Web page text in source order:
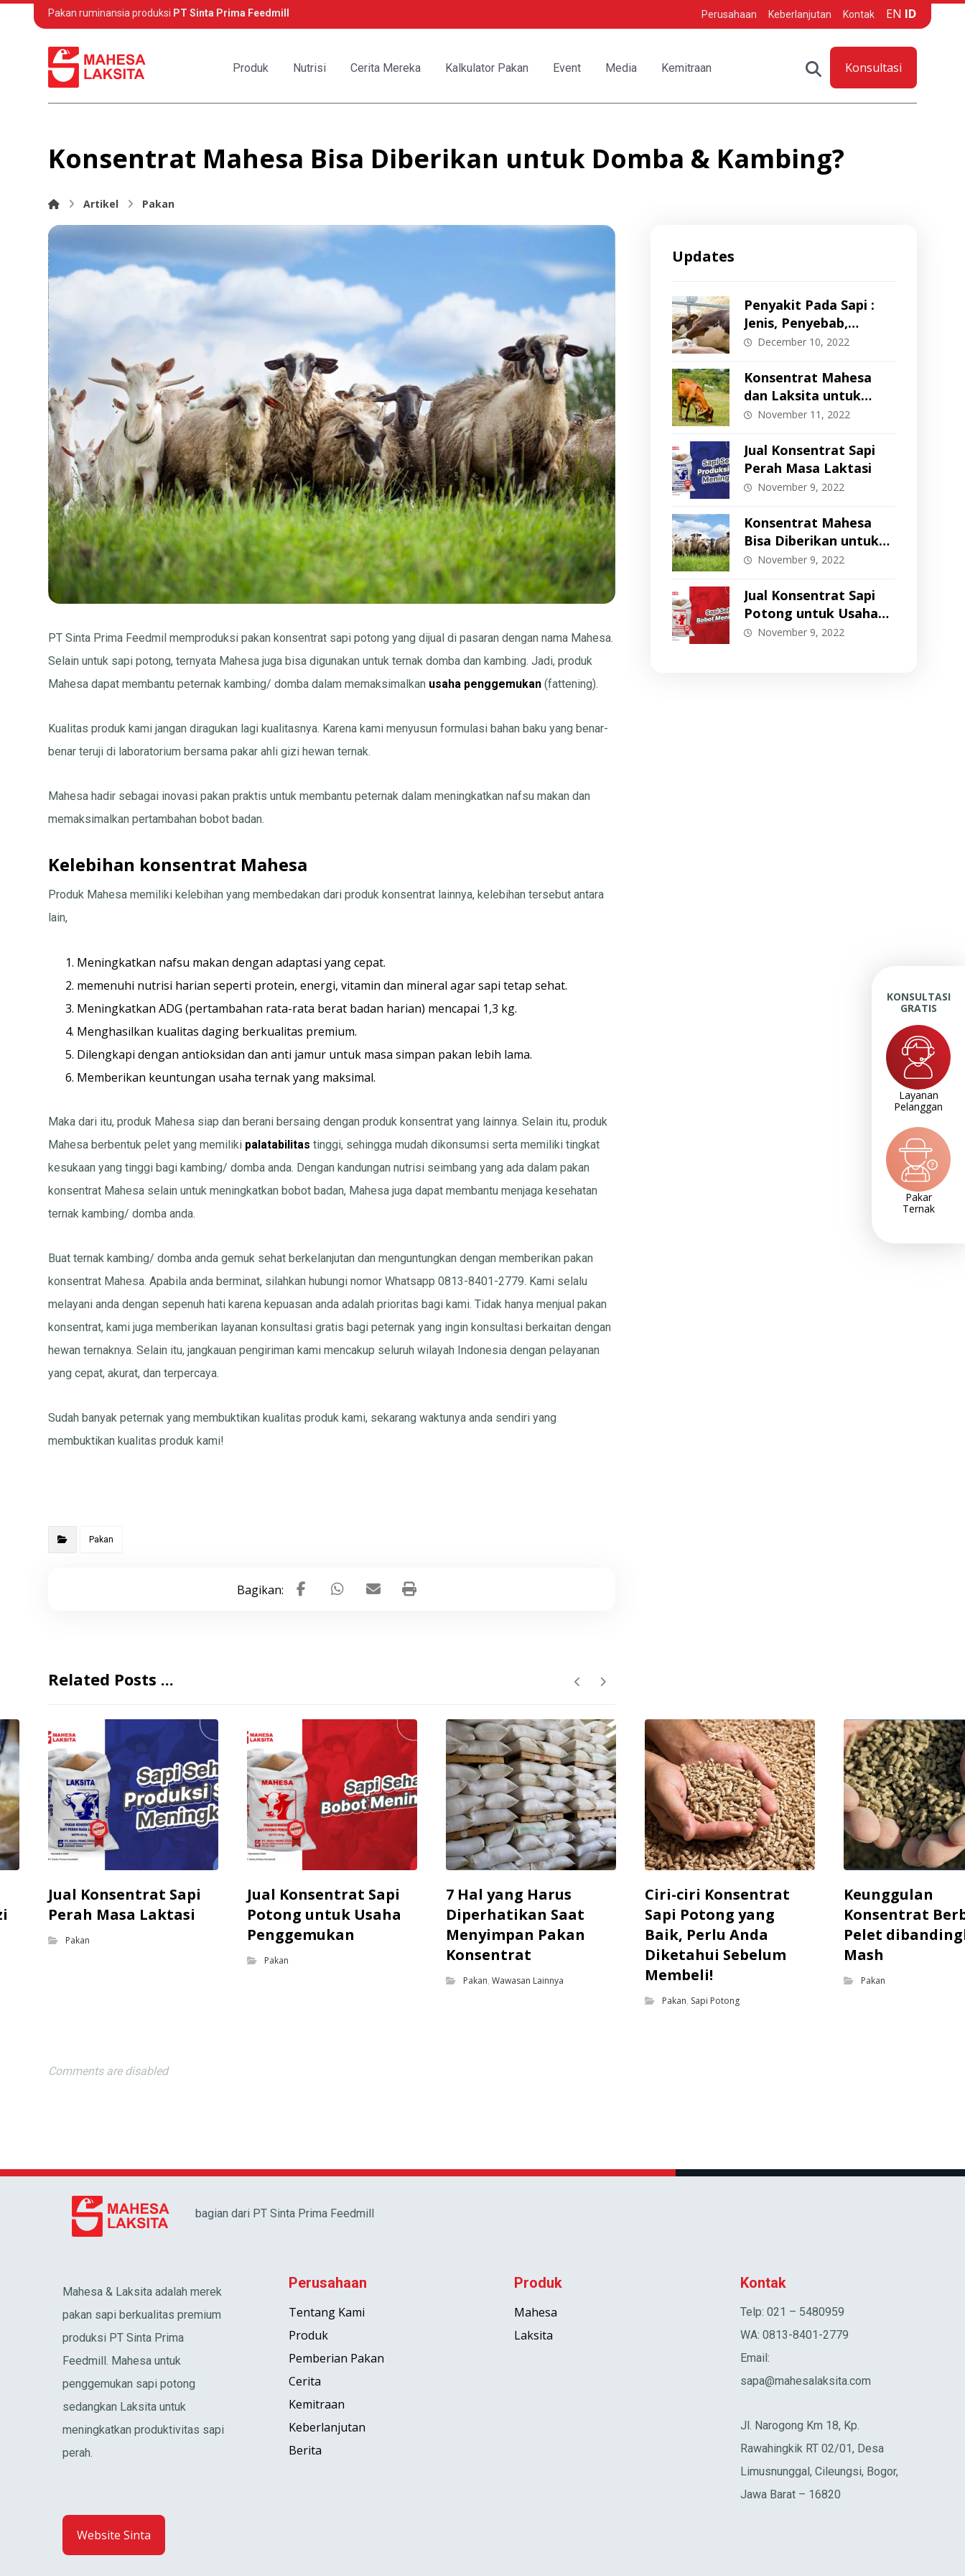
Pakan ruminansia produksi PT Sinta Prima Feedmill EN ID
Perusahaan Keberlanjutan Kontak
Produk Nutrisi Cerita Mereka Kalkulator Pakan Event Media Kemitraan Konsultasi
Konsentrat Mahesa Bisa Diberikan untuk Domba & Kambing?
Artikel Pakan
PT Sinta Prima Feedmil memproduksi pakan konsentrat sapi potong yang dijual di pasaran dengan nama Mahesa.
Selain untuk sapi potong, ternyata Mahesa juga bisa digunakan untuk ternak domba dan kambing. Jadi, produk
Mahesa dapat membantu peternak kambing/ domba dalam memaksimalkan usaha penggemukan (fattening).
Kualitas produk kami jangan diragukan lagi kualitasnya. Karena kami menyusun formulasi bahan baku yang benar-
benar teruji di laboratorium bersama pakar ahli gizi hewan ternak.
Mahesa hadir sebagai inovasi pakan praktis untuk membantu peternak dalam meningkatkan nafsu makan dan
memaksimalkan pertambahan bobot badan.
Kelebihan konsentrat Mahesa
Produk Mahesa memiliki kelebihan yang membedakan dari produk konsentrat lainnya, kelebihan tersebut antara
lain,
Meningkatkan nafsu makan dengan adaptasi yang cepat.
memenuhi nutrisi harian seperti protein, energi, vitamin dan mineral agar sapi tetap sehat.
Meningkatkan ADG (pertambahan rata-rata berat badan harian) mencapai 1,3 kg.
Menghasilkan kualitas daging berkualitas premium.
Dilengkapi dengan antioksidan dan anti jamur untuk masa simpan pakan lebih lama.
Memberikan keuntungan usaha ternak yang maksimal.
Maka dari itu, produk Mahesa siap dan berani bersaing dengan produk konsentrat yang lainnya. Selain itu, produk
Mahesa berbentuk pelet yang memiliki palatabilitas tinggi, sehingga mudah dikonsumsi serta memiliki tingkat
kesukaan yang tinggi bagi kambing/ domba anda. Dengan kandungan nutrisi seimbang yang ada dalam pakan
konsentrat Mahesa selain untuk meningkatkan bobot badan, Mahesa juga dapat membantu menjaga kesehatan
ternak kambing/ domba anda.
Buat ternak kambing/ domba anda gemuk sehat berkelanjutan dan menguntungkan dengan memberikan pakan
konsentrat Mahesa. Apabila anda berminat, silahkan hubungi nomor Whatsapp 0813-8401-2779. Kami selalu
melayani anda dengan sepenuh hati karena kepuasan anda adalah prioritas bagi kami. Tidak hanya menjual pakan
konsentrat, kami juga memberikan layanan konsultasi gratis bagi peternak yang ingin konsultasi berkaitan dengan
hewan ternaknya. Selain itu, jangkauan pengiriman kami mencakup seluruh wilayah Indonesia dengan pelayanan
yang cepat, akurat, dan terpercaya.
Sudah banyak peternak yang membuktikan kualitas produk kami, sekarang waktunya anda sendiri yang
membuktikan kualitas produk kami!
Pakan
Related Posts ...
Jual Konsentrat Sapi
Perah Masa Laktasi
Pakan
Jual Konsentrat Sapi
Potong untuk Usaha
Penggemukan
Pakan
7 Hal yang Harus
Diperhatikan Saat
Menyimpan Pakan
Konsentrat
Pakan,Wawasan Lainnya
Ciri-ciri Konsentrat
Sapi Potong yang
Baik, Perlu Anda
Diketahui Sebelum
Membeli!
Pakan, Sapi Potong
Keunggulan
Konsentrat
Pelet
Mash
Pakan
Comments are disabled
Updates
Penyakit Pada Sapi :
Jenis, Penyebab,
Gejala, dan Cara
December 10, 2022
Konsentrat Mahesa
dan Laksita untuk
Memperbaiki Body
November 11, 2022
Jual Konsentrat Sapi
Perah Masa Laktasi
November 9, 2022
Konsentrat Mahesa
Bisa Diberikan untuk
Domba & Kambing?
November 9, 2022
Jual Konsentrat Sapi
Potong untuk Usaha
Penggemukan
November 9, 2022
bagian dari PT Sinta Prima Feedmill
Mahesa & Laksita adalah merek
pakan sapi berkualitas premium
produksi PT Sinta Prima
Feedmill. Mahesa untuk
penggemukan sapi potong
sedangkan Laksita untuk
meningkatkan produktivitas sapi
perah.
Website Sinta
Perusahaan
Tentang Kami
Produk
Pemberian Pakan
Cerita
Kemitraan
Keberlanjutan
Berita
Produk
Mahesa
Laksita
Kontak
Telp: 021 – 5480959
WA: 0813-8401-2779
Email:
sapa@mahesalaksita.com
Jl. Narogong Km 18, Kp.
Rawahingkik RT 02/01, Desa
Limusnunggal, Cileungsi, Bogor,
Jawa Barat – 16820
KONSULTASI
GRATIS
Layanan
Pelanggan
Pakar
Ternak